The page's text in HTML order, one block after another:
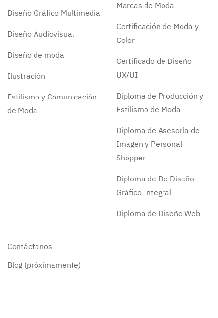
Diseño Gráfico Multimedia
Diseño Audiovisual
Diseño de moda
Ilustración
Estilismo y Comunicación
de Moda
Marcas de Moda
Certificación de Moda y
Color
Certificado de Diseño
UX/UI
Diploma de Producción y
Estilismo de Moda
Diploma de Asesoría de
Imagen y Personal
Shopper
Diploma de De Diseño
Gráfico Integral
Diploma de Diseño Web
Contáctanos
Blog (próximamente)